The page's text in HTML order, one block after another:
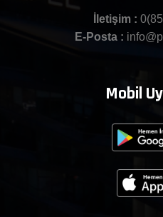
İletişim :
E-Posta :
Mobil